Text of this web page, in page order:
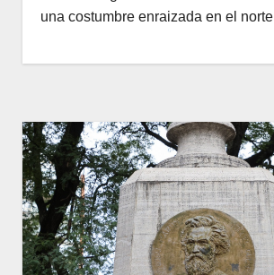
una costumbre enraizada en el